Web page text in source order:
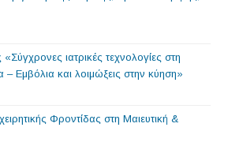
ιατρικές τεχνολογίες στη
– Εμβόλια και λοιμώξεις στην κύηση»
Φροντίδας στη Μαιευτική &